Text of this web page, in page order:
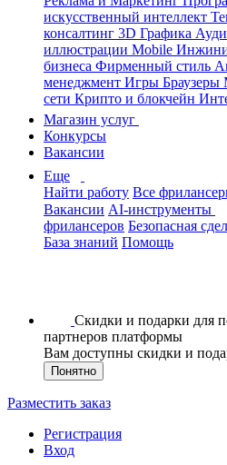
искусственный интеллект
консалтинг 3D Графика
иллюстрации Mobile
бизнеса Фирменный стиль
менеджмент Игры Браузеры
сети Крипто и блокчейн
Магазин услуг
Конкурсы
Вакансии
Еще
Найти работу Все
Вакансии AI-инструменты
фрилансеров Безопасная
База знаний Помощь
Скидки и подарки для
партнеров платформы
Вам доступны скидки и
Понятно
Разместить заказ
Регистрация
Вход